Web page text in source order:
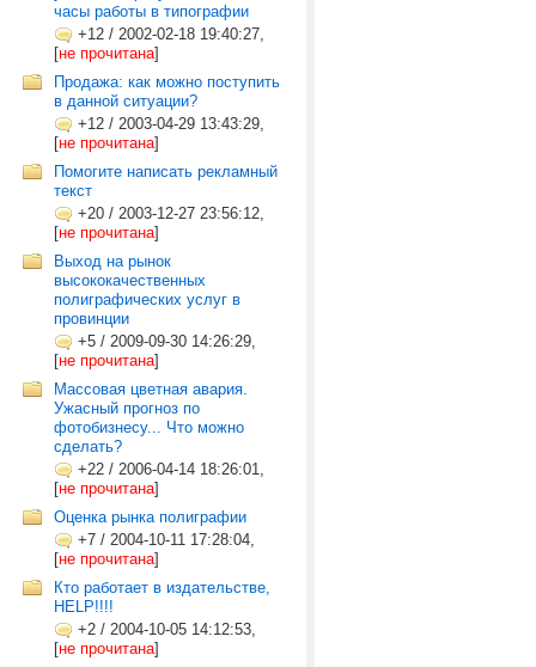
часы работы в типографии
+12 / 2002-02-18 19:40:27,
[не прочитана]
Продажа: как можно поступить
в данной ситуации?
+12 / 2003-04-29 13:43:29,
[не прочитана]
Помогите написать рекламный
текст
+20 / 2003-12-27 23:56:12,
[не прочитана]
Выход на рынок
высококачественных
полиграфических услуг в
провинции
+5 / 2009-09-30 14:26:29,
[не прочитана]
Массовая цветная авария.
Ужасный прогноз по
фотобизнесу... Что можно
сделать?
+22 / 2006-04-14 18:26:01,
[не прочитана]
Оценка рынка полиграфии
+7 / 2004-10-11 17:28:04,
[не прочитана]
Кто работает в издательстве,
HELP!!!!
+2 / 2004-10-05 14:12:53,
[не прочитана]